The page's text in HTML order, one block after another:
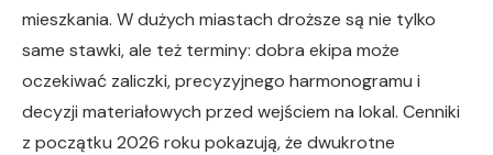
mieszkania. W dużych miastach droższe są nie tylko
same stawki, ale też terminy: dobra ekipa może
oczekiwać zaliczki, precyzyjnego harmonogramu i
decyzji materiałowych przed wejściem na lokal. Cenniki
z początku 2026 roku pokazują, że dwukrotne